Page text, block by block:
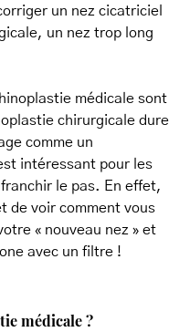
un nez cicatriciel
un nez trop long
médicale sont
chirurgicale dure
comme un
intéressant pour les
le pas. En effet,
de voir comment vous
« nouveau nez » et
avec un filtre !
médicale ?